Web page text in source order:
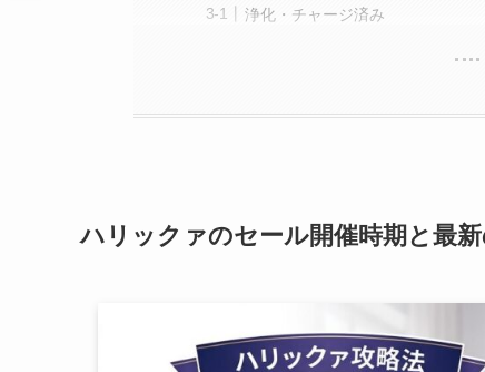
浄化・チャージ済み
ハリックァのセール開催時期と最